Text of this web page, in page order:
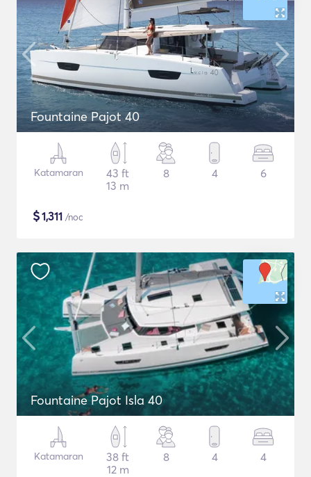
Fountaine Pajot 40
Katamaran
43 ft
13 m
8 4 6
$1,311 /noc
Fountaine Pajot Isla 40
Katamaran
38 ft
12 m
8 4 4